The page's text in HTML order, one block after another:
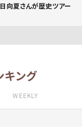
日向夏さんが歴史ツアー
キング
WEEKLY